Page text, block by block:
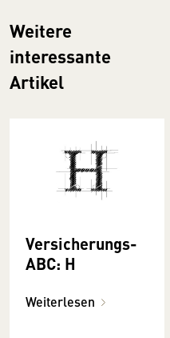
Weitere
interessante
Artikel
Versicherungs-
ABC: H
Weiterlesen